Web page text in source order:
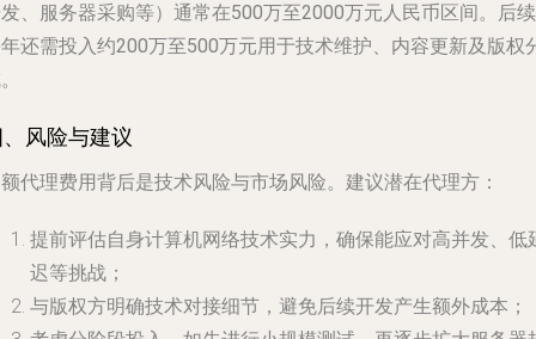
、服务器采购等）通常在500万至2000万元人民币区间。后续
还需投入约200万至500万元用于技术维护、内容更新及版权
风险与建议
代理费用背后是技术风险与市场风险。建议潜在代理方：
提前评估自身计算机网络技术实力，确保能应对高并发、低
迟等挑战；
与版权方明确技术对接细节，避免后续开发产生额外成本；